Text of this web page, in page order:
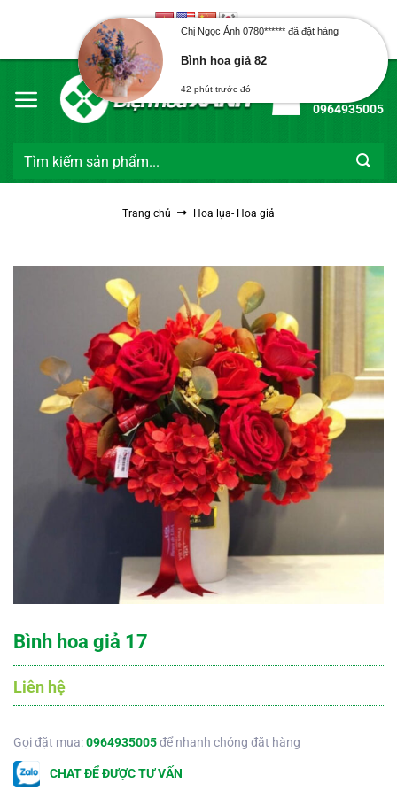
Chào mừng bạn đến với Điện Hoa Xanh
0964935005
Tìm
Trang chủ Hoa lụa- Hoa giả
Bình hoa giả 17
Liên hệ
Gọi đặt mua:0964935005để nhanh chóng đặt hàng
CHAT ĐỂ ĐƯỢC TƯ VẤN
Chị Ngọc Ánh 0780****** đã đặt hàng
Bình hoa giả 82
42 phút trước đó